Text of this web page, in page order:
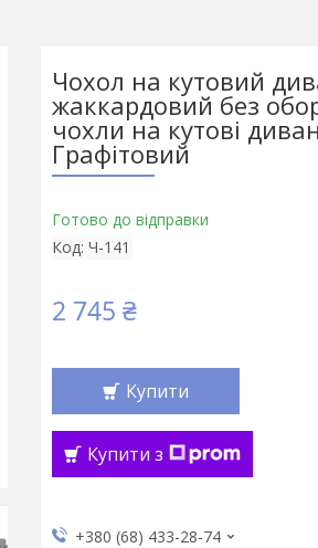
Чохол на кутовий
жаккардовий без
чохли на кутові
Графітовий
Готово до відправки
Код: Ч-141
2 745 ₴
Купити
Купити з
+380 (68) 433-28-74